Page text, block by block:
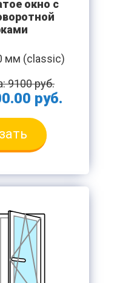
окно с
мм (classic)
9100 руб.
руб.